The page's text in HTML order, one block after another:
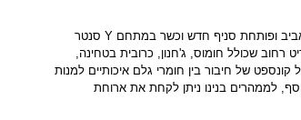
רשת מסעדות השוק "כספי" יוצאת מתל-אביב ופותחת סניף חדש וכשר במתחם Y סנטר
רחוב שכולל חומוס, ג'חנון, כרובית בטחינה,
של חיבור בין חומרי גלם איכותיים למנות
לממהרים בנינו ניתן לקחת את ארוחת